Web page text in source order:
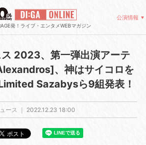
発！ライブ・エンタメWEBマガジン
公演情報
2023、第一弾出演アーテ
、神はサイコロを
Sazabysら9組発表！
ース ｜ 2022.12.23 18:00